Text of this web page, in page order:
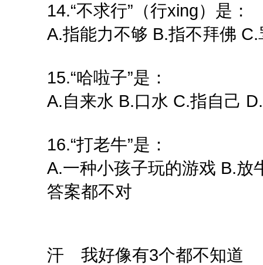
14.“不求行”（行xing）是：
A.指能力不够 B.指不拜佛
15.“哈啦子”是：
A.自来水 B.口水 C.指自己
16.“打老牛”是：
A.一种小孩子玩的游戏 B.放
答案都不对
汗 我好像有3个都不知道